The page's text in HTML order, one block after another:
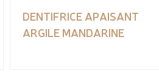
DENTIFRICE APAISANT
ARGILE MANDARINE